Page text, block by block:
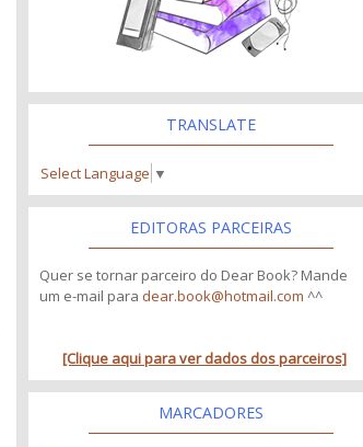
TRANSLATE
Select Language ▼
EDITORAS PARCEIRAS
Quer se tornar parceiro do Dear Book? Mande
um e-mail para dear.book@hotmail.com ^^
[Clique aqui para ver dados dos parceiros]
MARCADORES